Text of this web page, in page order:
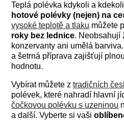
Teplá polévka kdykoli a
hotové polévky (nejen) na
vysoké teplotě a tlaku můžete
roky bez lednice. Neobsahují
konzervanty ani umělá
a šetrná příprava zajišťují
hodnotu.
Vybírat můžete ztradičních
polévek, které nahradí hlavní
čočkovou polévku s uzeninou
a další. Vyberte si vaši